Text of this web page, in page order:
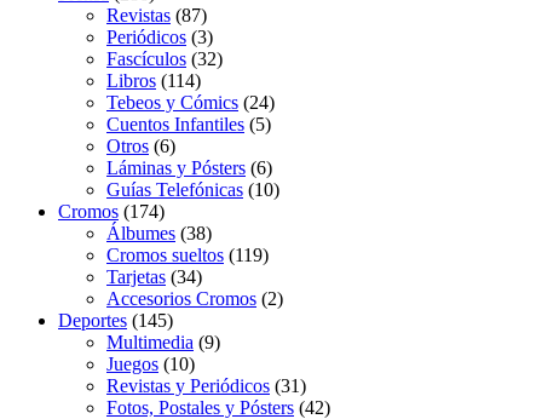
Revistas (87)
Periódicos (3)
Fascículos (32)
Libros (114)
Tebeos y Cómics (24)
Cuentos Infantiles (5)
Otros (6)
Láminas y Pósters (6)
Guías Telefónicas (10)
Cromos (174)
Álbumes (38)
Cromos sueltos (119)
Tarjetas (34)
Accesorios Cromos (2)
Deportes (145)
Multimedia (9)
Juegos (10)
Revistas y Periódicos (31)
Fotos, Postales y Pósters (42)